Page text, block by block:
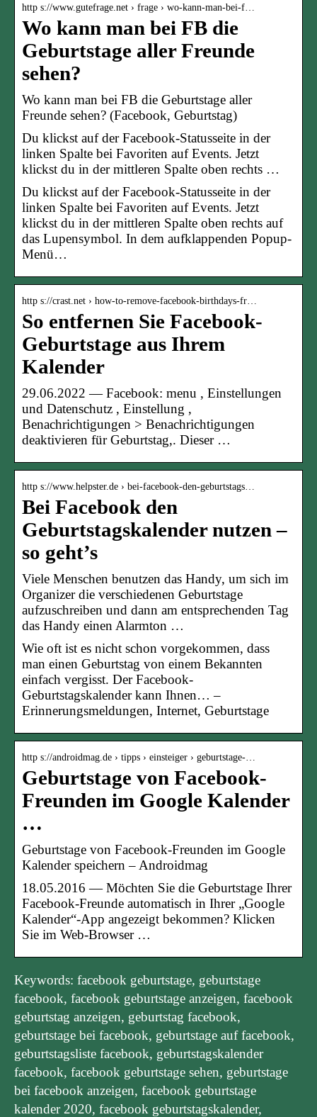
http s://www.gutefrage.net › frage › wo-kann-man-bei-f…
Wo kann man bei FB die
Geburtstage aller Freunde
sehen?
Wo kann man bei FB die Geburtstage aller
Freunde sehen? (Facebook, Geburtstag)
Du klickst auf der Facebook-Statusseite in der
linken Spalte bei Favoriten auf Events. Jetzt
klickst du in der mittleren Spalte oben rechts …
Du klickst auf der Facebook-Statusseite in der
linken Spalte bei Favoriten auf Events. Jetzt
klickst du in der mittleren Spalte oben rechts auf
das Lupensymbol. In dem aufklappenden Popup-
Menü…
http s://crast.net › how-to-remove-facebook-birthdays-fr…
So entfernen Sie Facebook-
Geburtstage aus Ihrem
Kalender
29.06.2022 — Facebook: menu , Einstellungen
und Datenschutz , Einstellung ,
Benachrichtigungen > Benachrichtigungen
deaktivieren für Geburtstag,. Dieser …
http s://www.helpster.de › bei-facebook-den-geburtstags…
Bei Facebook den
Geburtstagskalender nutzen –
so geht’s
Viele Menschen benutzen das Handy, um sich im
Organizer die verschiedenen Geburtstage
aufzuschreiben und dann am entsprechenden Tag
das Handy einen Alarmton …
Wie oft ist es nicht schon vorgekommen, dass
man einen Geburtstag von einem Bekannten
einfach vergisst. Der Facebook-
Geburtstagskalender kann Ihnen… –
Erinnerungsmeldungen, Internet, Geburtstage
http s://androidmag.de › tipps › einsteiger › geburtstage-…
Geburtstage von Facebook-
Freunden im Google Kalender
…
Geburtstage von Facebook-Freunden im Google
Kalender speichern – Androidmag
18.05.2016 — Möchten Sie die Geburtstage Ihrer
Facebook-Freunde automatisch in Ihrer „Google
Kalender“-App angezeigt bekommen? Klicken
Sie im Web-Browser …
Keywords: facebook geburtstage, geburtstage
facebook, facebook geburtstage anzeigen, facebook
geburtstag anzeigen, geburtstag facebook,
geburtstage bei facebook, geburtstage auf facebook,
geburtstagsliste facebook, geburtstagskalender
facebook, facebook geburtstage sehen, geburtstage
bei facebook anzeigen, facebook geburtstage
kalender 2020, facebook geburtstagskalender,